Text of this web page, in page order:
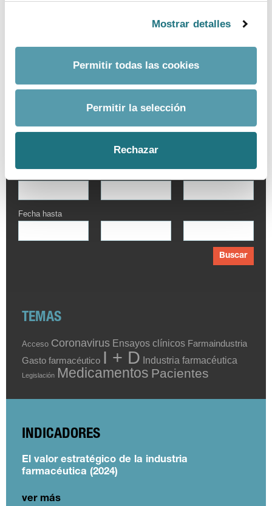
Mostrar detalles
Permitir todas las cookies
Permitir la selección
Rechazar
Fecha hasta
Buscar
TEMAS
Acceso Coronavirus Ensayos clínicos Farmaindustria
Gasto farmacéutico I + D Industria farmacéutica
Legislación Medicamentos Pacientes
INDICADORES
El valor estratégico de la industria
farmacéutica (2024)
ver más